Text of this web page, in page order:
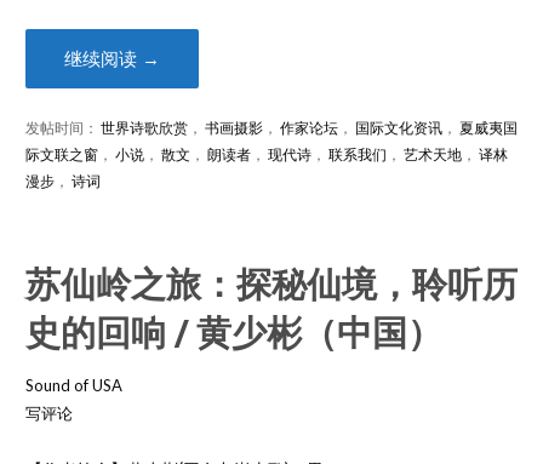
继续阅读 →
发帖时间： 世界诗歌欣赏， 书画摄影， 作家论坛， 国际文化资讯， 夏威夷国
际文联之窗， 小说， 散文 ， 朗读者， 现代诗， 联系我们 ， 艺术天地， 译林
漫步， 诗词
苏仙岭之旅：探秘仙境，聆听历
史的回响 / 黄少彬（中国）
Sound of USA
写评论